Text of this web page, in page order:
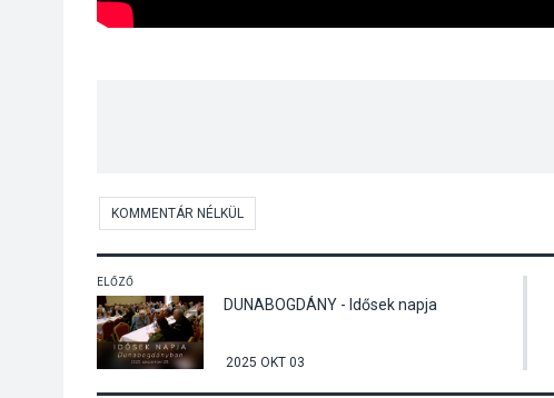
KOMMENTÁR NÉLKÜL
ELŐZŐ
DUNABOGDÁNY - Idősek napja
2025 OKT 03